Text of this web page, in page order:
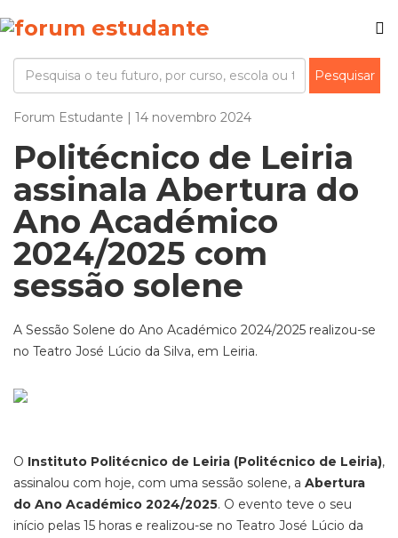
Forum Estudante | 14 novembro 2024
Politécnico de Leiria
assinala Abertura do
Ano Académico
2024/2025 com
sessão solene
A Sessão Solene do Ano Académico 2024/2025 realizou-se
no Teatro José Lúcio da Silva, em Leiria.
O Instituto Politécnico de Leiria (Politécnico de Leiria),
assinalou com hoje, com uma sessão solene, a Abertura
do Ano Académico 2024/2025. O evento teve o seu
início pelas 15 horas e realizou-se no Teatro José Lúcio da